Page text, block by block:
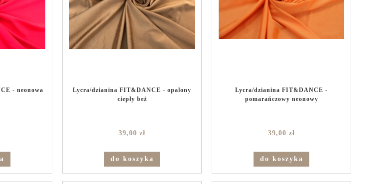
- neonowa
Lycra/dzianina FIT&DANCE - opalony
ciepły beż
39,00 zł
do koszyka
Lycra/dzianina FIT&DANCE -
pomarańczowy neonowy
39,00 zł
do koszyka